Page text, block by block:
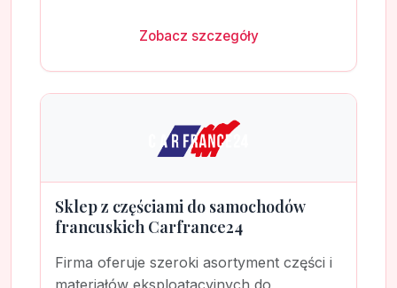
Zobacz szczegóły
Sklep z częściami do samochodów
francuskich Carfrance24
Firma oferuje szeroki asortyment części i
materiałów eksploatacyjnych do